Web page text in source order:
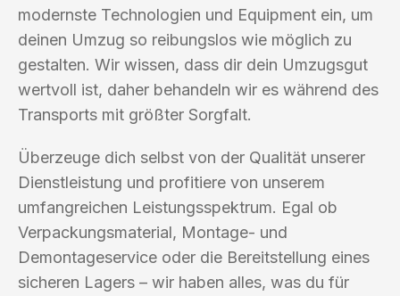
modernste Technologien und Equipment ein, um
deinen Umzug so reibungslos wie möglich zu
gestalten. Wir wissen, dass dir dein Umzugsgut
wertvoll ist, daher behandeln wir es während des
Transports mit größter Sorgfalt.
Überzeuge dich selbst von der Qualität unserer
Dienstleistung und profitiere von unserem
umfangreichen Leistungsspektrum. Egal ob
Verpackungsmaterial, Montage- und
Demontageservice oder die Bereitstellung eines
sicheren Lagers – wir haben alles, was du für